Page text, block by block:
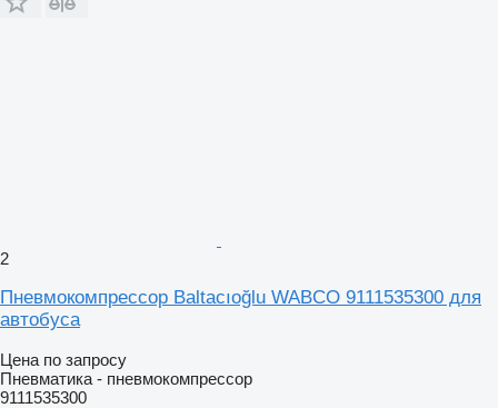
2
Пневмокомпрессор Baltacıoğlu WABCO 9111535300 для
автобуса
Цена по запросу
Пневматика - пневмокомпрессор
9111535300